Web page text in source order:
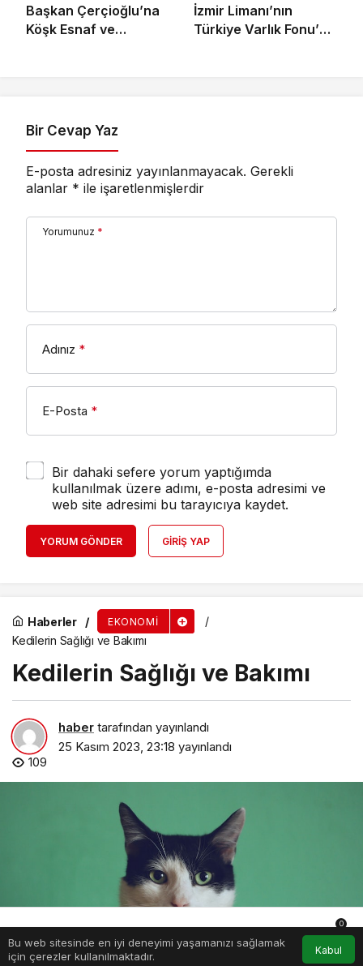
Başkan Çerçioğlu’na
Köşk Esnaf ve
İzmir Limanı’nın
Türkiye Varlık Fonu’na
Bir Cevap Yaz
E-posta adresiniz yayınlanmayacak. Gerekli
alanlar * ile işaretlenmişlerdir
Yorumunuz *
Adınız *
E-Posta *
Bir dahaki sefere yorum yaptığımda
kullanılmak üzere adımı, e-posta adresimi ve
web site adresimi bu tarayıcıya kaydet.
YORUM GÖNDER GIRIŞ YAP
Haberler EKONOMI
Kedilerin Sağlığı ve Bakımı
Kedilerin Sağlığı ve Bakımı
haber tarafından yayınlandı
25 Kasım 2023, 23:18 yayınlandı
109
Bu web sitesinde en iyi deneyimi yaşamanızı sağlamak
için çerezler kullanılmaktadır.
Kabul
Anasayfa Akış Hesabım Bildirimler
0